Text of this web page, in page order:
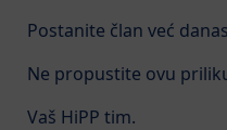
Postanite član već
Ne propustite ovu
Vaš HiPP tim.